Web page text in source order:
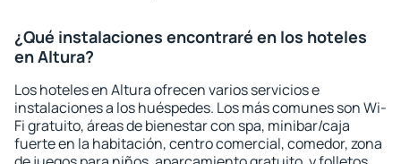
¿Qué instalaciones encontraré en los hoteles
en Altura?
Los hoteles en Altura ofrecen varios servicios e
instalaciones a los huéspedes. Los más comunes son Wi-
Fi gratuito, áreas de bienestar con spa, minibar/caja
fuerte en la habitación, centro comercial, comedor, zona